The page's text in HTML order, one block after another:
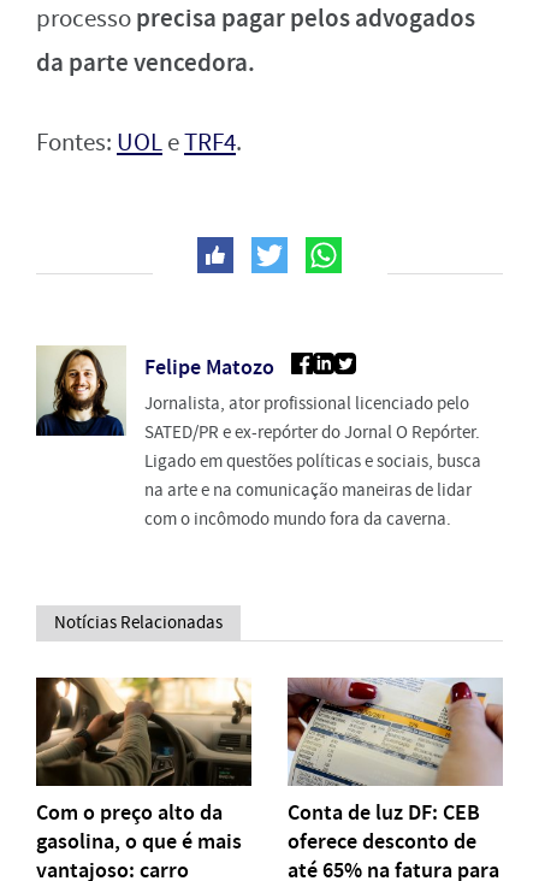
processoprecisa pagar pelos advogados
da parte vencedora.
Fontes: UOLeTRF4.
Felipe Matozo
Jornalista, ator profissional licenciado pelo
SATED/PR e ex-repórter do Jornal O Repórter.
Ligado em questões políticas e sociais, busca
na arte e na comunicação maneiras de lidar
com o incômodo mundo fora da caverna.
Notícias Relacionadas
Com o preço alto da
gasolina, o que é mais
vantajoso: carro
Conta de luz DF: CEB
oferece desconto de
até 65% na fatura para